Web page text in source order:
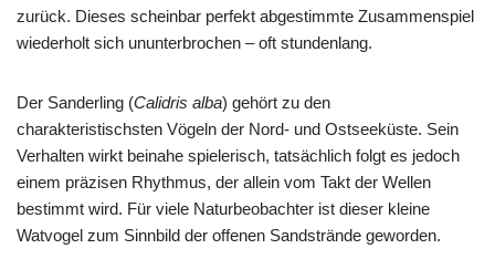
zurück. Dieses scheinbar perfekt abgestimmte Zusammenspiel
wiederholt sich ununterbrochen – oft stundenlang.
Der Sanderling (Calidris alba) gehört zu den
charakteristischsten Vögeln der Nord- und Ostseeküste. Sein
Verhalten wirkt beinahe spielerisch, tatsächlich folgt es jedoch
einem präzisen Rhythmus, der allein vom Takt der Wellen
bestimmt wird. Für viele Naturbeobachter ist dieser kleine
Watvogel zum Sinnbild der offenen Sandstrände geworden.